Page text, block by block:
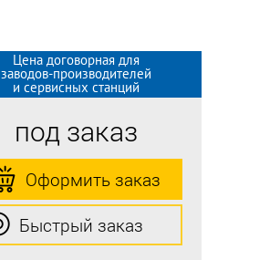
Цена договорная для
заводов-производителей
и сервисных станций
под заказ
Оформить заказ
Быстрый заказ
Цена договорная для
заводов-производителей
и сервисных станций
под заказ
Оформить заказ
Быстрый заказ